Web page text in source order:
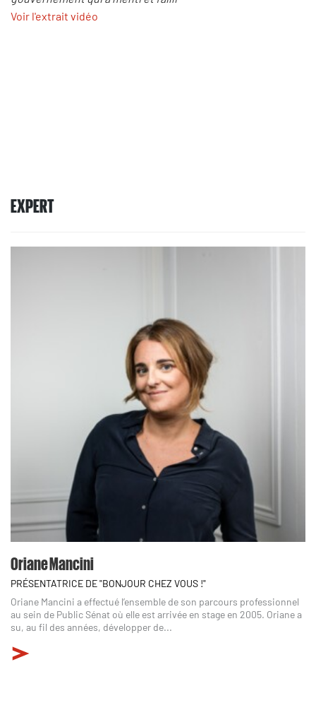
Voir l'extrait vidéo
EXPERT
Oriane Mancini
PRÉSENTATRICE DE "BONJOUR CHEZ VOUS !"
Oriane Mancini a effectué l’ensemble de son parcours professionnel
au sein de Public Sénat où elle est arrivée en stage en 2005. Oriane a
su, au fil des années, développer de...